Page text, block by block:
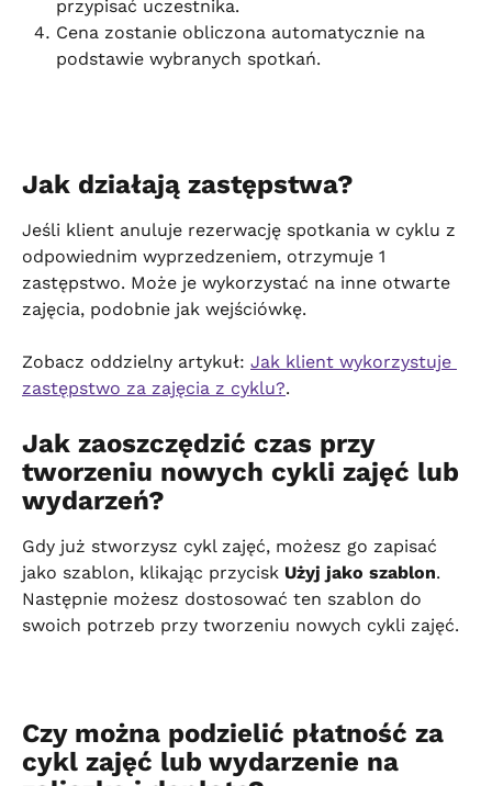
przypisać uczestnika.
Cena zostanie obliczona automatycznie na
podstawie wybranych spotkań.
Jak działają zastępstwa?
Jeśli klient anuluje rezerwację spotkania w cyklu z
odpowiednim wyprzedzeniem, otrzymuje 1
zastępstwo. Może je wykorzystać na inne otwarte
zajęcia, podobnie jak wejściówkę.
Zobacz oddzielny artykuł: Jak klient wykorzystuje
zastępstwo za zajęcia z cyklu?.
Jak zaoszczędzić czas przy
tworzeniu nowych cykli zajęć lub
wydarzeń?
Gdy już stworzysz cykl zajęć, możesz go zapisać
jako szablon, klikając przycisk Użyj jako szablon.
Następnie możesz dostosować ten szablon do
swoich potrzeb przy tworzeniu nowych cykli zajęć.
Czy można podzielić płatność za
cykl zajęć lub wydarzenie na